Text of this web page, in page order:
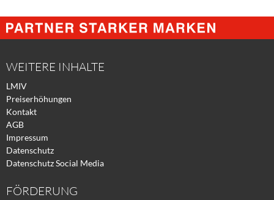
@
Facebook
@
Xing
@
Twitter
WEITERE INHALTE
LMIV
Preiserhöhungen
Kontakt
AGB
Impressum
Datenschutz
Datenschutz Social Media
FÖRDERUNG